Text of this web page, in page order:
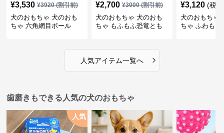
¥3,530 ¥3920(割引前)
犬のおもちゃ 犬のおも
ちゃ 六角網目ボール
¥2,700 ¥3000(割引前)
犬のおもちゃ 犬のおも
ちゃ もふもふ恐竜とも
¥3,120 (税
犬のおもちゃ
ちゃ ふわもこ
人気アイテム一覧へ ›
歯磨きもできる人気の犬のおもちゃ
人気